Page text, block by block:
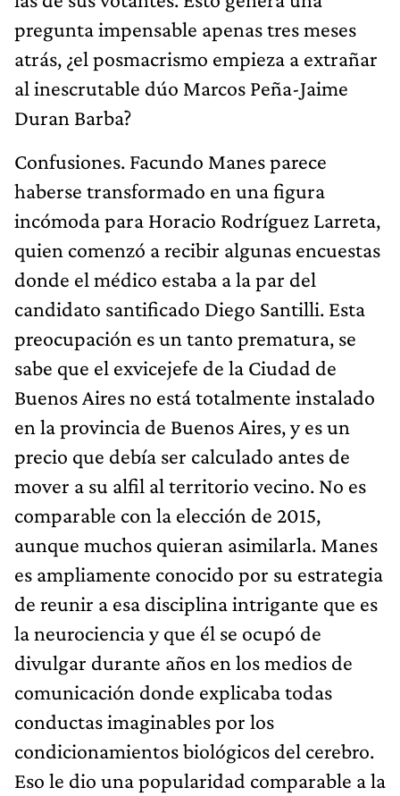
pregunta impensable apenas tres meses
atrás, ¿el posmacrismo empieza a extrañar
al inescrutable dúo Marcos Peña-Jaime
Duran Barba?
Confusiones. Facundo Manes parece
haberse transformado en una figura
incómoda para Horacio Rodríguez Larreta,
quien comenzó a recibir algunas encuestas
donde el médico estaba a la par del
candidato santificado Diego Santilli. Esta
preocupación es un tanto prematura, se
sabe que el exvicejefe de la Ciudad de
Buenos Aires no está totalmente instalado
en la provincia de Buenos Aires, y es un
precio que debía ser calculado antes de
mover a su alfil al territorio vecino. No es
comparable con la elección de 2015,
aunque muchos quieran asimilarla. Manes
es ampliamente conocido por su estrategia
de reunir a esa disciplina intrigante que es
la neurociencia y que él se ocupó de
divulgar durante años en los medios de
comunicación donde explicaba todas
conductas imaginables por los
condicionamientos biológicos del cerebro.
Eso le dio una popularidad comparable a la